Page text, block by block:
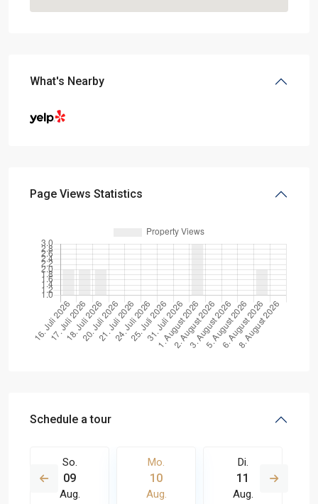
What's Nearby
Page Views Statistics
Schedule a tour
So.
09
Aug.
Mo.
10
Aug.
Di.
11
Aug.